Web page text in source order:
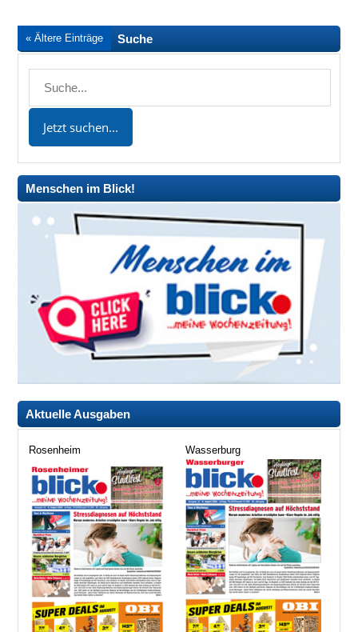
« Ältere Einträge Suche
Menschen im Blick!
Aktuelle Ausgaben
Rosenheim Wasserburg